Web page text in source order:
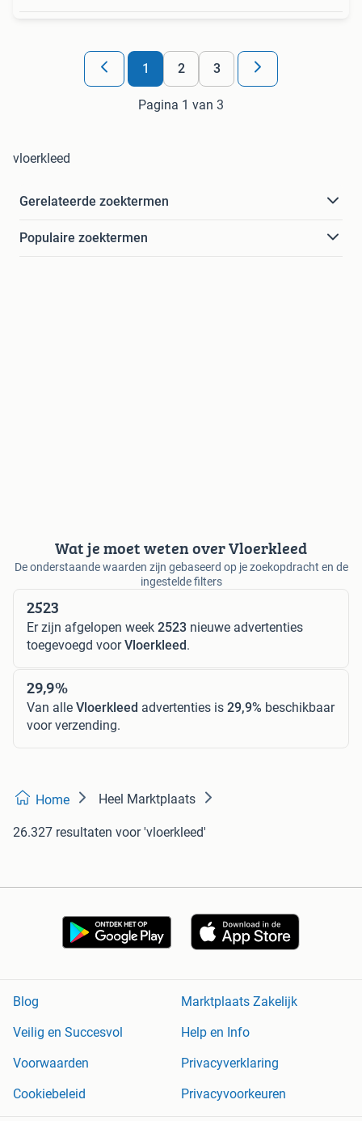
1 2 3
Pagina 1 van 3
vloerkleed
Gerelateerde zoektermen
Populaire zoektermen
Wat je moet weten over Vloerkleed
De onderstaande waarden zijn gebaseerd op je zoekopdracht en de
ingestelde filters
2523
Er zijn afgelopen week 2523 nieuwe advertenties
toegevoegd voorVloerkleed.
29,9%
Van alle Vloerkleed advertenties is 29,9% beschikbaar
voor verzending.
Home Heel Marktplaats
26.327 resultaten voor 'vloerkleed'
Blog
Marktplaats Zakelijk
Veilig en Succesvol
Help en Info
Voorwaarden
Privacyverklaring
Cookiebeleid
Privacyvoorkeuren